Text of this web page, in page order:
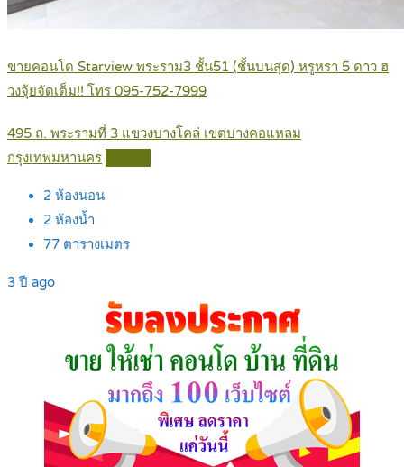
ขายคอนโด Starview พระราม3 ชั้น51 (ชั้นบนสุด) หรูหรา 5 ดาว ฮ
วงจุ้ยจัดเต็ม!! โทร 095-752-7999
495 ถ. พระรามที่ 3 แขวงบางโคล่ เขตบางคอแหลม
กรุงเทพมหานคร
2 ห้องนอน
2 ห้องน้ำ
77 ตารางเมตร
3 ปี ago